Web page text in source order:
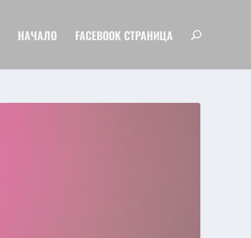
НАЧАЛО FACEBOOK СТРАНИЦА